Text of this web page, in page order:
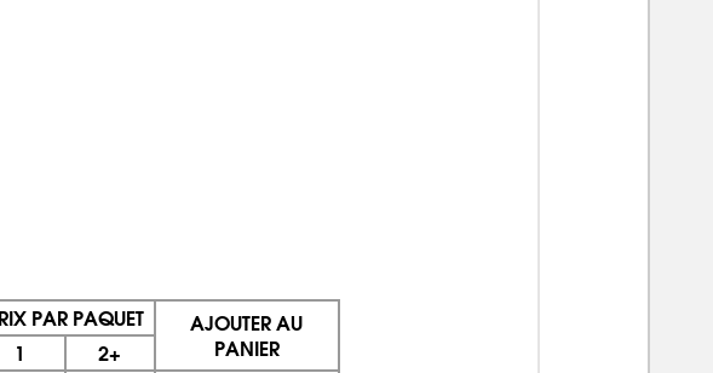
PAR PAQUET
AJOUTER AU
PANIER
1 2+